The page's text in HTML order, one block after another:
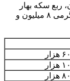
و ۸۰۰ هزار تومان، ربع سکه بهار
آزادی ۱۷ میلیون و ۶۰۰ هزار تومان و سکه یک‌ گرمی ۸ میلیون و